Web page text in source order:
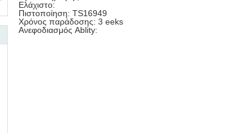
Ελάχιστο:
Πιστοποίηση: TS16949
Χρόνος παράδοσης: 3 eeks
Ανεφοδιασμός Ablity: